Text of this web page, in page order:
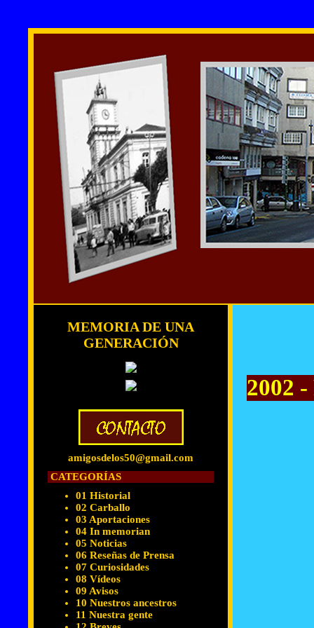
MEMORIA DE UNA
GENERACIÓN
amigosdelos50@gmail.com
CATEGORÍAS
01 Historial
02 Carballo
03 Aportaciones
04 In memorian
05 Noticias
06 Reseñas de Prensa
07 Curiosidades
08 Vídeos
09 Avisos
10 Nuestros ancestros
11 Nuestra gente
2002